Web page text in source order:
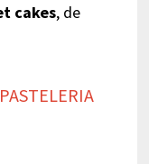
cakes, de